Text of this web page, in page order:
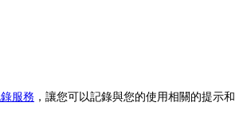
服務 ，讓您可以記錄與您的使用相關的提示和